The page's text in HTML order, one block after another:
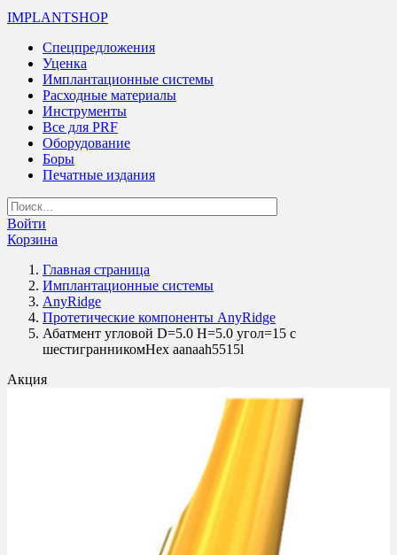
IMPLANTSHOP
Спецпредложения
Уценка
Имплантационные системы
Расходные материалы
Инструменты
Все для PRF
Оборудование
Боры
Печатные издания
Войти
Корзина
Главная страница
Имплантационные системы
AnyRidge
Протетические компоненты AnyRidge
Абатмент угловой D=5.0 H=5.0 угол=15 с
шестигранникомHex aanaah5515l
Акция